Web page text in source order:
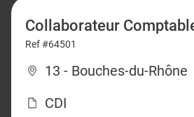
Collaborateur
Ref #64501
13 - Bouches-du-Rhône
CDI